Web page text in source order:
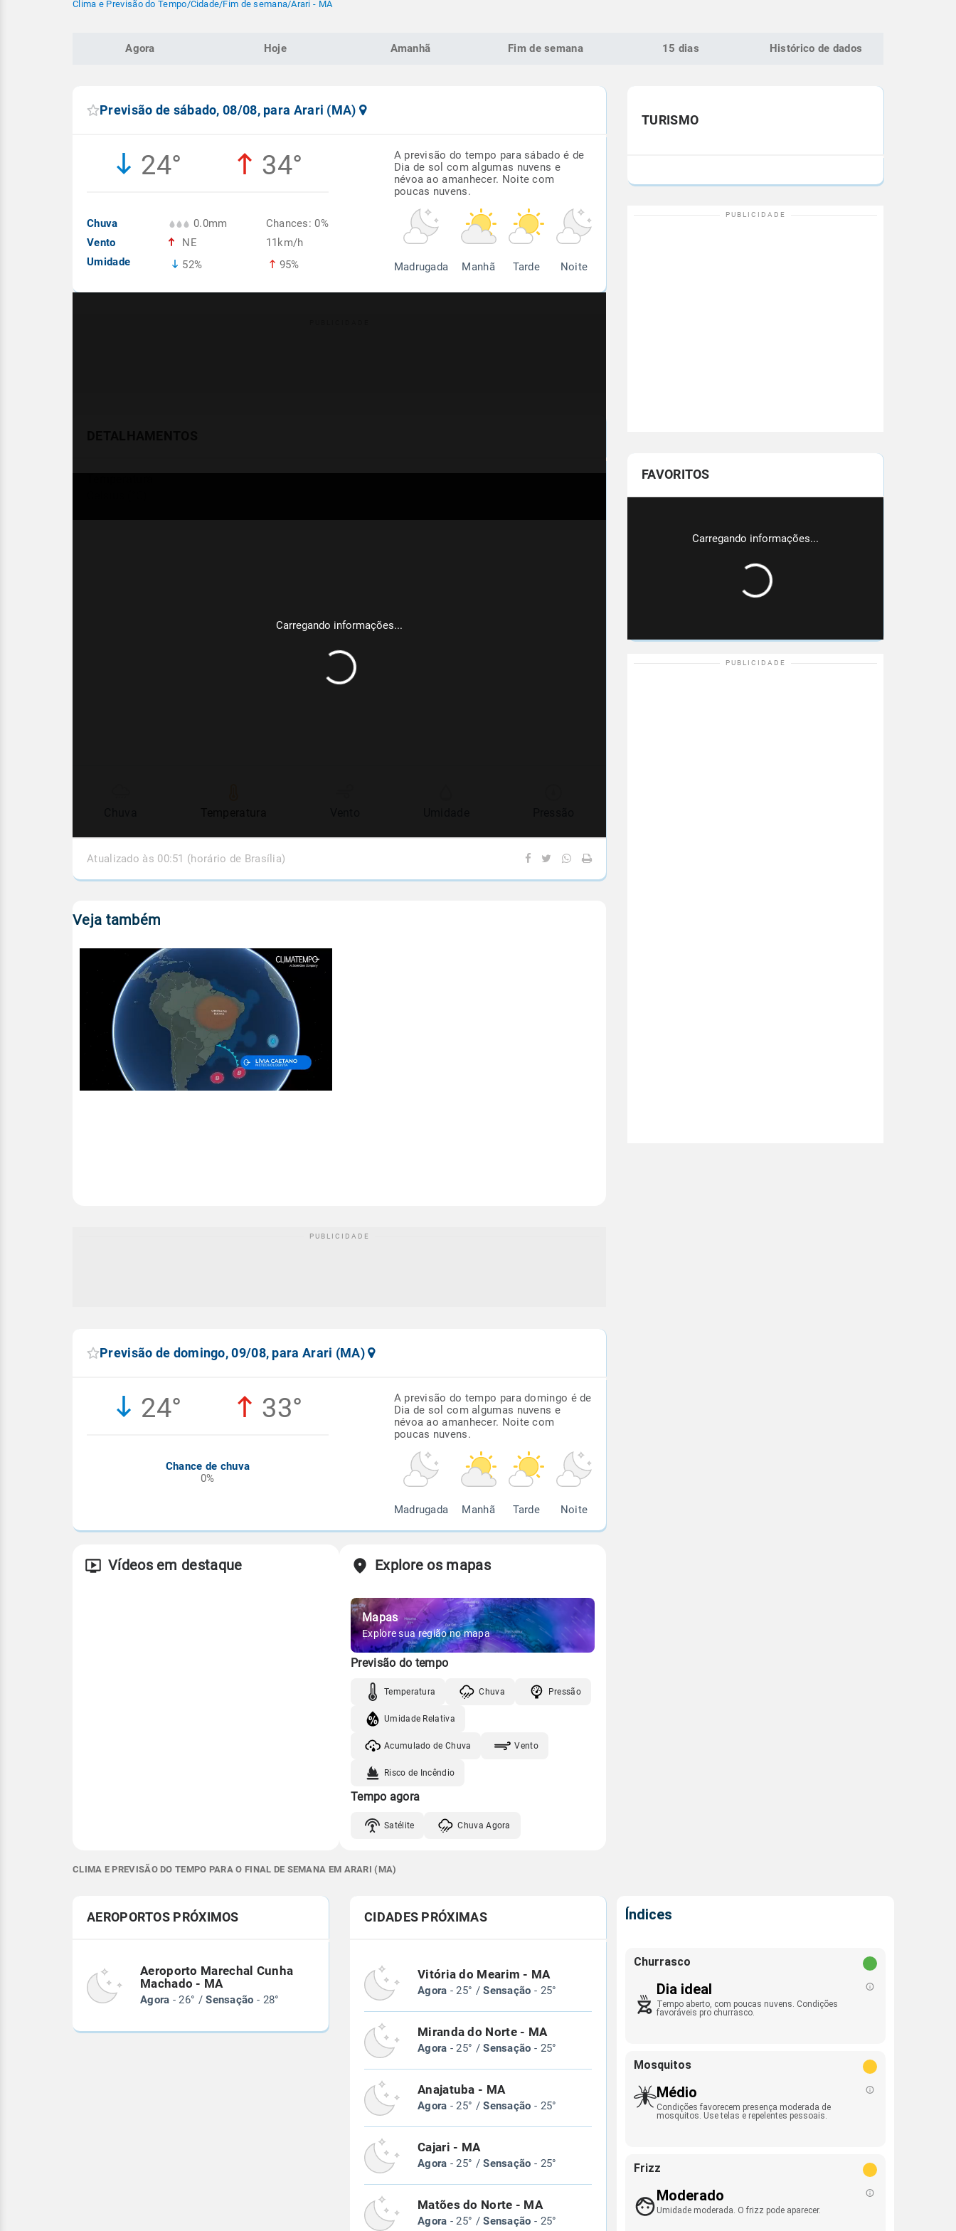
Clima e Previsão do Tempo/Cidade/Fim de semana/Arari - MA
Agora Hoje Amanhã Fim de semana 15 dias Histórico de dados
Previsão de sábado, 08/08, para Arari (MA)
24° 34°
Chuva
Vento
Umidade
0.0mm
NE
52%
Chances: 0%
11km/h
95%
A previsão do tempo para sábado é de
Dia de sol com algumas nuvens e
névoa ao amanhecer. Noite com
poucas nuvens.
Madrugada Manhã Tarde Noite
Atualizado às 00:51 (horário de Brasília)
Veja também
Previsão de domingo, 09/08, para Arari (MA)
24° 33°
Chance de chuva
0%
A previsão do tempo para domingo é de
Dia de sol com algumas nuvens e
névoa ao amanhecer. Noite com
poucas nuvens.
Madrugada Manhã Tarde Noite
Vídeos em destaque Explore os mapas
Mapas
Explore sua região no mapa
Previsão do tempo
Temperatura Chuva Pressão
Umidade Relativa
Acumulado de Chuva Vento
Risco de Incêndio
Tempo agora
Satélite Chuva Agora
TURISMO
FAVORITOS
CLIMA E PREVISÃO DO TEMPO PARA O FINAL DE SEMANA EM ARARI (MA)
AEROPORTOS PRÓXIMOS
Aeroporto Marechal Cunha
Machado - MA
Agora - 26° /Sensação - 28°
CIDADES PRÓXIMAS
Vitória do Mearim - MA
Agora - 25° /Sensação - 25°
Miranda do Norte - MA
Agora - 25° /Sensação - 25°
Anajatuba - MA
Agora - 25° /Sensação - 25°
Cajari - MA
Agora - 25° /Sensação - 25°
Matões do Norte - MA
Agora - 25° /Sensação - 25°
Índices
Churrasco
Dia ideal
Tempo aberto, com poucas nuvens. Condições
favoráveis pro churrasco.
Mosquitos
Médio
Condições favorecem presença moderada de
mosquitos. Use telas e repelentes pessoais.
Frizz
Moderado
Umidade moderada. O frizz pode aparecer.